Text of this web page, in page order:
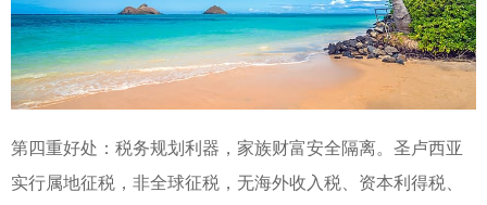
第四重好处：税务规划利器，家族财富安全隔离。圣卢西亚
实行属地征税，非全球征税，无海外收入税、资本利得税、